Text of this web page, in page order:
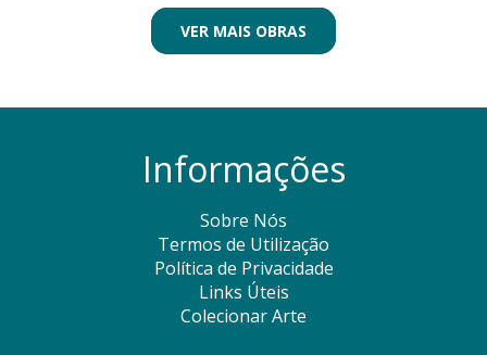
VER MAIS OBRAS
Informações
Sobre Nós
Termos de Utilização
Política de Privacidade
Links Úteis
Colecionar Arte